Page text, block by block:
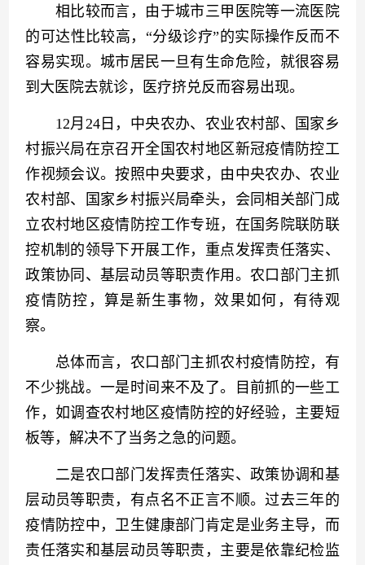
相比较而言，由于城市三甲医院等一流医院
的可达性比较高，“分级诊疗”的实际操作反而不
容易实现。城市居民一旦有生命危险，就很容易
到大医院去就诊，医疗挤兑反而容易出现。
12月24日，中央农办、农业农村部、国家乡
村振兴局在京召开全国农村地区新冠疫情防控工
作视频会议。按照中央要求，由中央农办、农业
农村部、国家乡村振兴局牵头，会同相关部门成
立农村地区疫情防控工作专班，在国务院联防联
控机制的领导下开展工作，重点发挥责任落实、
政策协同、基层动员等职责作用。农口部门主抓
疫情防控，算是新生事物，效果如何，有待观
察。
总体而言，农口部门主抓农村疫情防控，有
不少挑战。一是时间来不及了。目前抓的一些工
作，如调查农村地区疫情防控的好经验，主要短
板等，解决不了当务之急的问题。
二是农口部门发挥责任落实、政策协调和基
层动员等职责，有点名不正言不顺。过去三年的
疫情防控中，卫生健康部门肯定是业务主导，而
责任落实和基层动员等职责，主要是依靠纪检监